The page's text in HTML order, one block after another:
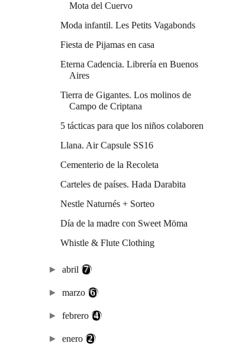
Mota del Cuervo
Moda infantil. Les Petits Vagabonds
Fiesta de Pijamas en casa
Eterna Cadencia. Librería en Buenos
Aires
Tierra de Gigantes. Los molinos de
Campo de Criptana
5 tácticas para que los niños colaboren
Llana. Air Capsule SS16
Cementerio de la Recoleta
Carteles de países. Hada Darabita
Nestle Naturnés + Sorteo
Día de la madre con Sweet Möma
Whistle & Flute Clothing
►abril(7)
►marzo(6)
►febrero(4)
►enero(2)